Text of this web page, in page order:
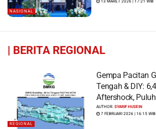
NASIONAL
13 MARET 2026 | 17:21 WIB
| BERITA REGIONAL
REGIONAL
Gempa Pacitan
Tengah & DIY:
Aftershock,
dan Ratusan
AUTHOR:SYARIF HUSEIN
7 FEBRUARI 2026 | 16:15 WIB